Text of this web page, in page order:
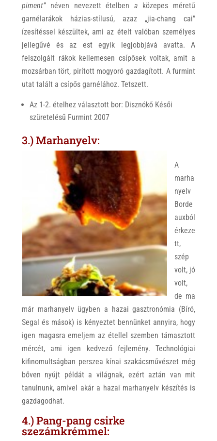
piment”néven nevezett ételbena közepes méretű
garnélarákok házias-stílusú, azaz „jia-chang cai”
ízesítéssel készültek, ami az ételt valóban személyes
jellegűvé és az est egyik legjobbjává avatta. A
felszolgált rákok kellemesen csípősek voltak, amit a
mozsárban tört, pirított mogyoró gazdagított. A furmint
utat talált a csípős garnélához. Tetszett.
Az 1-2. ételhez választott bor: Disznókő Késői
szüretelésű Furmint 2007
3.) Marhanyelv:
A
marha
nyelv
Borde
auxból
érkeze
tt,
szép
volt, jó
volt,
de ma
már marhanyelv ügyben a hazai gasztronómia (Bíró,
Segal és mások) is kényeztet bennünket annyira, hogy
igen magasra emeljem az étellel szemben támasztott
mércét, ami igen kedvező fejlemény. Technológiai
kifinomultságban perszea kínai szakácsművészet még
bőven nyújt példát a világnak, ezért aztán van mit
tanulnunk, amivel akár a hazai marhanyelv készítés is
gazdagodhat.
4.) Pang-pang csirke
szezámkrémmel: